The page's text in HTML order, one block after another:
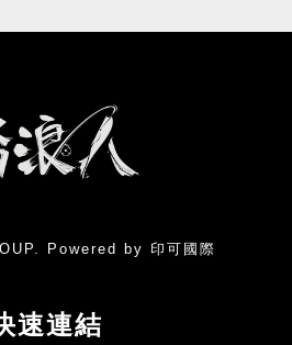
Powered by 印可國際
速連結